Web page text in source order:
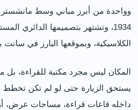
وواحدة من أبرز مباني وسط
1934، وتشتهر بتصميمها الدائري
الكلاسيكية، وبموقعها البارز في سانت
المكان ليس مجرد مكتبة للقراءة، بل
يستحق الزيارة حتى لو لم تكن تخطط
داخله قاعات قراءة، مساحات عرض،